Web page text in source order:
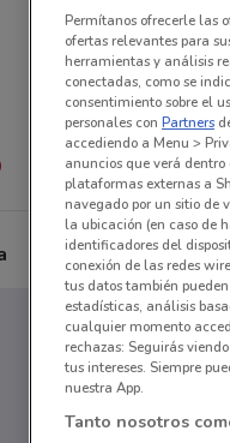
Permítanos ofrecerle las
ofertas relevantes para
herramientas y análisis
conectadas, como se
consentimiento sobre el
personales con Partners
accediendo a Menu >
anuncios que verá
plataformas externas a
navegado por un sitio de
la ubicación (en caso de
identificadores del
conexión de las redes
tus datos también
estadísticas, análisis
cualquier momento
rechazas: Seguirás
tus intereses. Siempre
nuestra App.
Tanto nosotros